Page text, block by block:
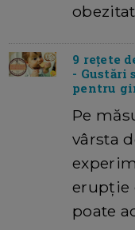
9 rețete
- Gustări
pentru
Pe
vârsta
erupție
poate